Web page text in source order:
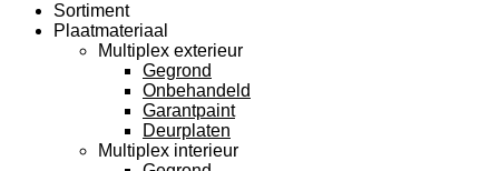
Sortiment
Plaatmateriaal
Multiplex exterieur
Gegrond
Onbehandeld
Garantpaint
Deurplaten
Multiplex interieur